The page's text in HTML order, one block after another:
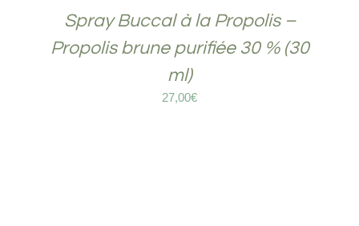
Spray Buccal à la Propolis –
Propolis brune purifiée 30 % (30
ml)
27,00€